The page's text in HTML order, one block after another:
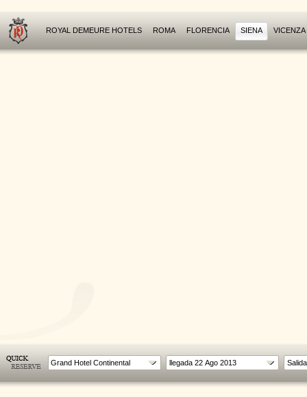
ROYAL DEMEURE HOTELS ROMA FLORENCIA SIENA VICENZA
Grand Hotel Continental